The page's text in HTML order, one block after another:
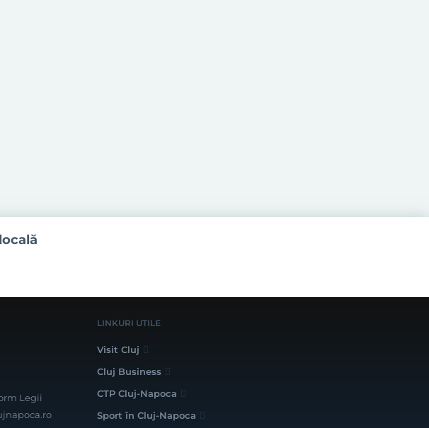
Legii
LINKURI UTILE
Visit Cluj
Cluj Business
CTP Cluj-Napoca
Sport în Cluj-Napoca